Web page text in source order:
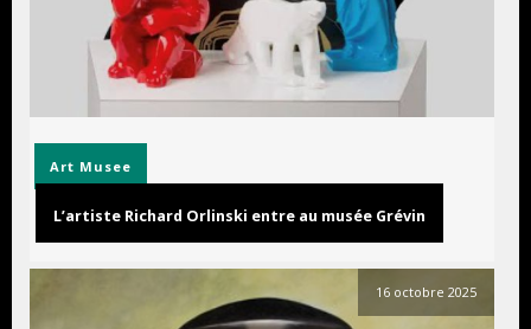
Art Musee
L’artiste Richard Orlinski entre au musée Grévin
16 octobre 2025